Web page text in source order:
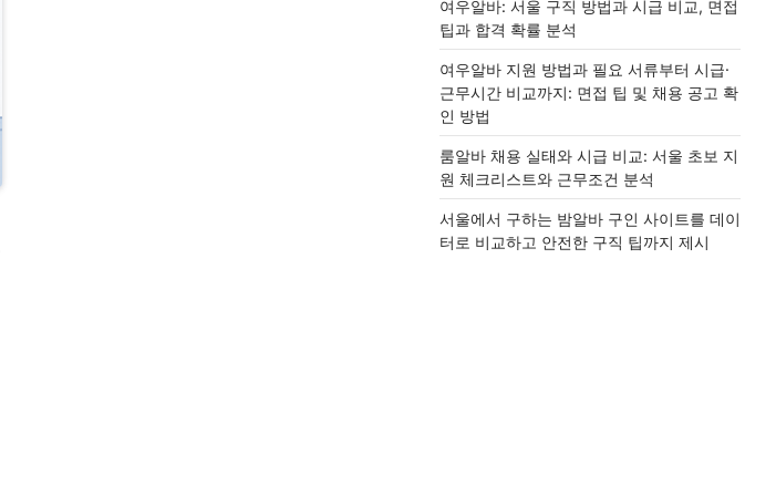
여우알바: 서울 구직 방법과 시급 비교, 면접
팁과 합격 확률 분석
여우알바 지원 방법과 필요 서류부터 시급·
근무시간 비교까지: 면접 팁 및 채용 공고 확
인 방법
룸알바 채용 실태와 시급 비교: 서울 초보 지
원 체크리스트와 근무조건 분석
서울에서 구하는 밤알바 구인 사이트를 데이
터로 비교하고 안전한 구직 팁까지 제시